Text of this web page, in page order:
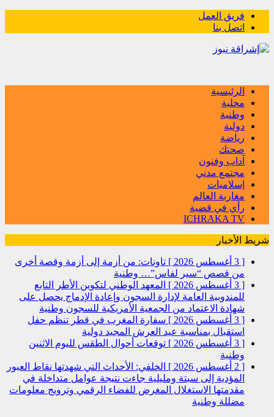
فريق العمل
اتصل بنا
الرئيسية
محلية
وطنية
دولية
رياضة
صحتك
آداب وفنون
مجتمع مدني
إسلاميات
مغاربة العالم
رأي في قضية
ICHRAKA TV
شريط الأخبار
[ 3 أغسطس 2026 ]
تاونات: من أزمة إلى أزمة وقصة أخرى
من قصص “سير لفاس”… وطنية
[ 3 أغسطس 2026 ]
المعهد الوطني لتكوين الأطر التابع
للمندوبية العامة لإدارة السجون وإعادة الإدماج يحصل على
شهادة الاعتماد من الجمعية الأمريكية للسجون وطنية
[ 3 أغسطس 2026 ]
سفارة المغرب في قطر تنظم حفل
استقبال بمناسبة عيد العرش المجيد دولية
[ 3 أغسطس 2026 ]
توقعات أحوال الطقس لليوم الاثنين
وطنية
[ 2 أغسطس 2026 ]
الخلفي: الأحداث التي شهدتها نقاط العبور
المؤدية إلى سبتة ومليلية جاءت نتيجة عوامل متداخلة في
مقدمتها الاستغلال المغرض للفضاء الرقمي وترويج معلومات
مضللة وطنية